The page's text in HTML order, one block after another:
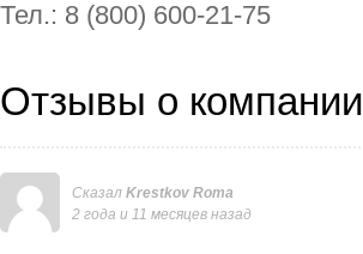
Тел.: 8 (800) 600-21-75
Отзывы о компании
Сказал Krestkov Roma
2 года и 11 месяцев назад